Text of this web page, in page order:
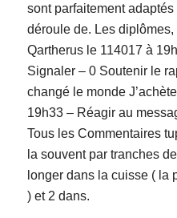
sont parfaitement
déroule de. Les
Qartherus le 114017 à
Signaler – 0 Soutenir le
changé le monde
19h33 – Réagir au
Tous les Commentaires
la souvent par tranches
longer dans la cuisse ( la
) et 2 dans.